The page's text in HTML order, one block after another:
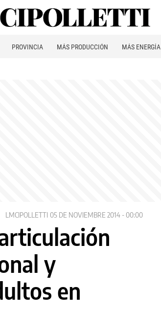
PROVINCIA MÁS PRODUCCIÓN MÁS ENERGÍA
LMCIPOLLETTI 05 DE NOVIEMBRE 2014 - 00:00
y
en